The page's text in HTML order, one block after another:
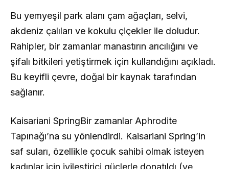
Bu yemyeşil park alanı çam ağaçları, selvi,
akdeniz çalıları ve kokulu çiçekler ile doludur.
Rahipler, bir zamanlar manastırın arıcılığını ve
şifalı bitkileri yetiştirmek için kullandığını açıkladı.
Bu keyifli çevre, doğal bir kaynak tarafından
sağlanır.
Kaisariani SpringBir zamanlar Aphrodite
Tapınağı’na su yönlendirdi. Kaisariani Spring’in
saf suları, özellikle çocuk sahibi olmak isteyen
kadınlar için iyileştirici güçlerle donatıldı (ve